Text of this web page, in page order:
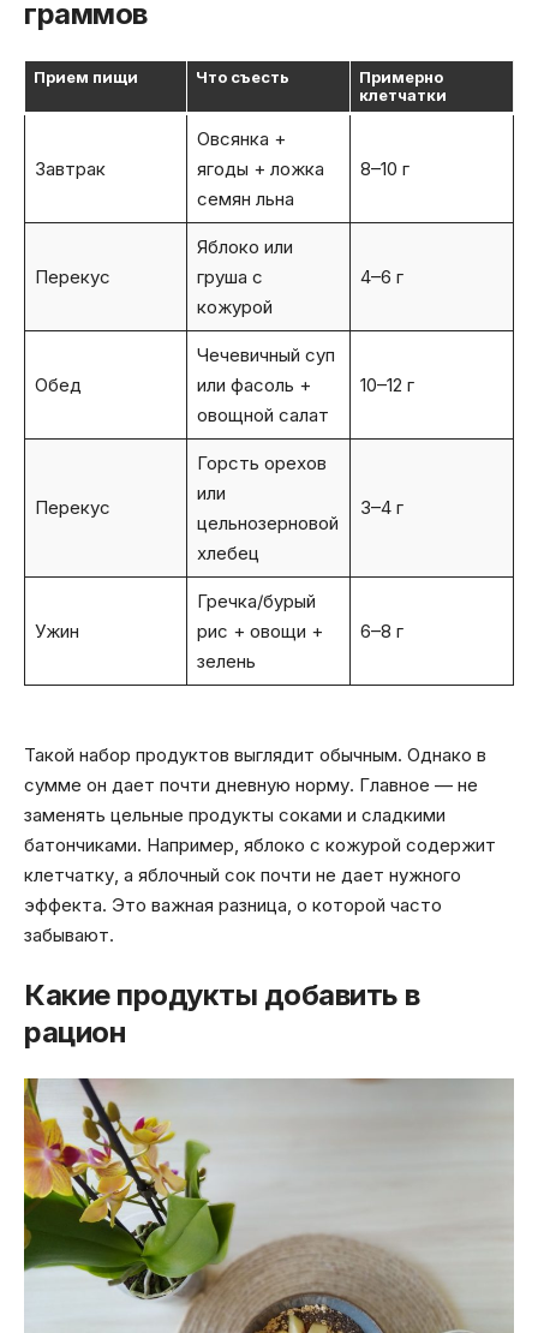
граммов
Прием пищи Что съесть
Примерно
клетчатки
Завтрак
Овсянка +
ягоды + ложка
семян льна
8–10 г
Перекус
Яблоко или
груша с
кожурой
4–6 г
Обед
Чечевичный суп
или фасоль +
овощной салат
10–12 г
Перекус
Горсть орехов
или
цельнозерновой
хлебец
3–4 г
Ужин
Гречка/бурый
рис + овощи +
зелень
6–8 г
Такой набор продуктов выглядит обычным. Однако в
сумме он дает почти дневную норму. Главное — не
заменять цельные продукты соками и сладкими
батончиками. Например, яблоко с кожурой содержит
клетчатку, а яблочный сок почти не дает нужного
эффекта. Это важная разница, о которой часто
забывают.
Какие продукты добавить в
рацион